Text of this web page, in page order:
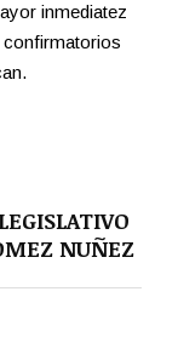
inmediatez
NUÑEZ